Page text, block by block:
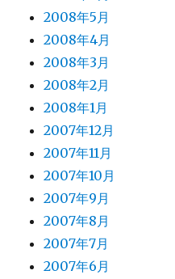
2008年5月
2008年4月
2008年3月
2008年2月
2008年1月
2007年12月
2007年11月
2007年10月
2007年9月
2007年8月
2007年7月
2007年6月